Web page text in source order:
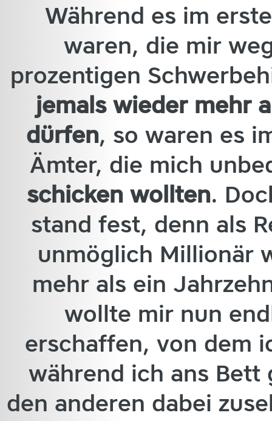
Während es im
waren, die mir
prozentigen
jemals wieder mehr
dürfen, so waren es
Ämter, die mich
schicken wollten.
stand fest, denn als
unmöglich Millionär
mehr als ein
wollte mir nun
erschaffen, von dem
während ich ans Bett
den anderen dabei